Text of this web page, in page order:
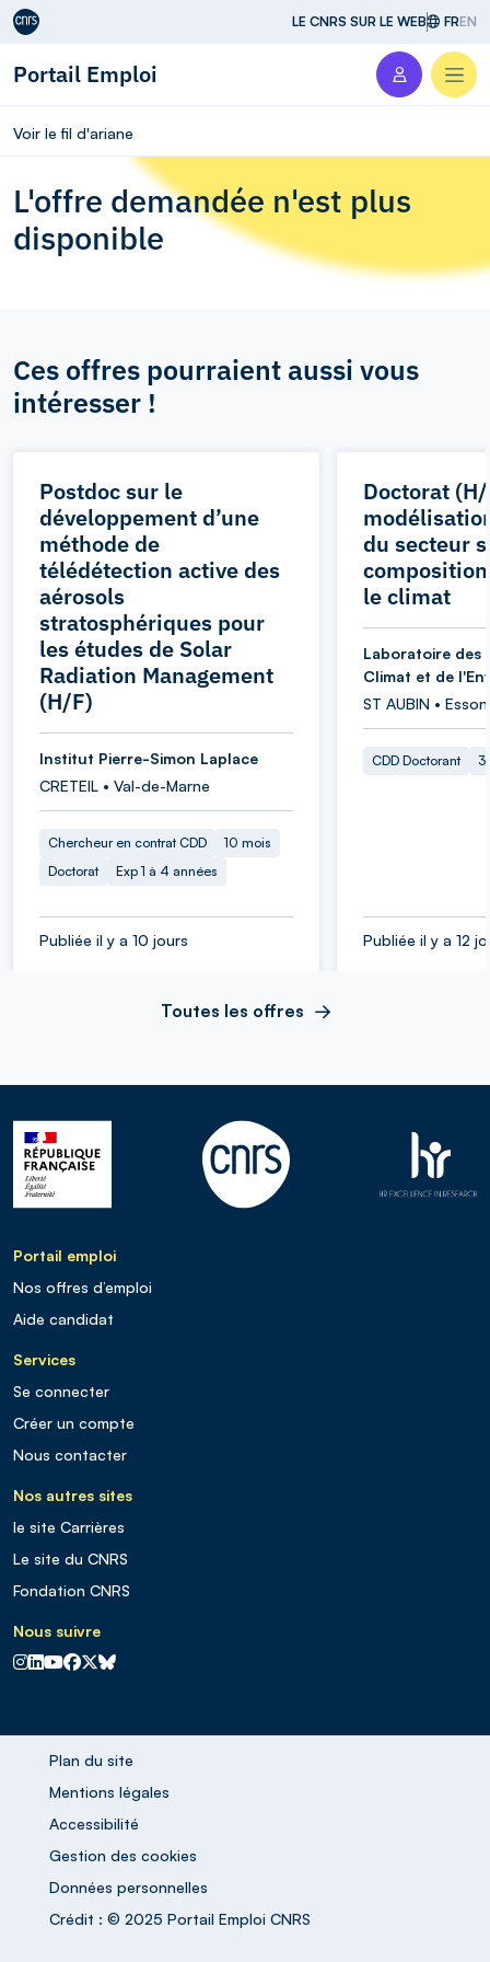
Aller au contenu LE CNRS SUR LE WEB FREN
Portail Emploi
Voir le fil d'ariane
L'offre demandée n'est plus
disponible
Ces offres pourraient aussi vous
intéresser !
Postdoc sur le
développement d’une
méthode de
télédétection active des
aérosols
stratosphériques pour
les études de Solar
Radiation Management
(H/F)
Institut Pierre-Simon Laplace
CRETEIL • Val-de-Marne
Chercheur en contrat CDD
10 mois
Doctorat
Exp 1 à 4 années
Publiée il y a 10 jours
Doctorat
du secteur
le climat
Laboratoire des
Climat et de
ST AUBIN •
CDD Doctorant
Publiée il y a 12
Toutes les offres
Portail emploi
Nos offres d’emploi
Aide candidat
Services
Se connecter
Créer un compte
Nous contacter
Nos autres sites
le site Carrières
Le site du CNRS
Fondation CNRS
Nous suivre
CNRS sur Instagram
CNRS sur Linkedin
CNRS sur Youtube
CNRS sur Facebook
CNRS sur X
CNRS sur Blus sky
Plan du site
Mentions légales
Accessibilité
Gestion des cookies
Données personnelles
Crédit : © 2025 Portail Emploi CNRS